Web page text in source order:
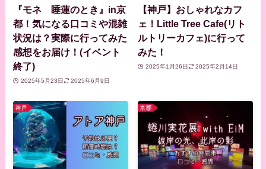
『モネ 睡蓮のとき』in京
都！気になる口コミや混雑
状況は？実際に行ってみた
感想をお届け！(イベント
終了)
2025年5月23日 2025年6月9日
【神戸】おしゃれなカフ
ェ！Little Tree Cafe(リト
ルトリーカフェ)に行って
みた！
2025年1月26日 2025年2月14日